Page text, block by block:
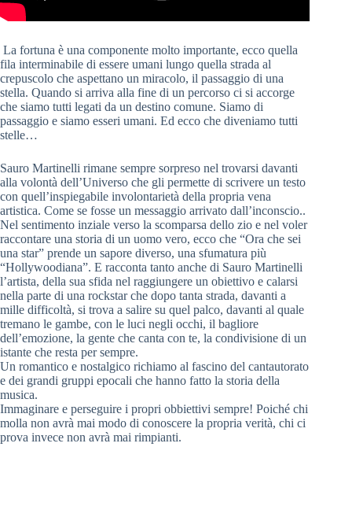
La fortuna è una componente molto importante, ecco quella
fila interminabile di essere umani lungo quella strada al
crepuscolo che aspettano un miracolo, il passaggio di una
stella. Quando si arriva alla fine di un percorso ci si accorge
che siamo tutti legati da un destino comune. Siamo di
passaggio e siamo esseri umani. Ed ecco che diveniamo tutti
stelle…
Sauro Martinelli rimane sempre sorpreso nel trovarsi davanti
alla volontà dell’Universo che gli permette di scrivere un testo
con quell’inspiegabile involontarietà della propria vena
artistica. Come se fosse un messaggio arrivato dall’inconscio..
Nel sentimento inziale verso la scomparsa dello zio e nel voler
raccontare una storia di un uomo vero, ecco che “Ora che sei
una star” prende un sapore diverso, una sfumatura più
“Hollywoodiana”. E racconta tanto anche di Sauro Martinelli
l’artista, della sua sfida nel raggiungere un obiettivo e calarsi
nella parte di una rockstar che dopo tanta strada, davanti a
mille difficoltà, si trova a salire su quel palco, davanti al quale
tremano le gambe, con le luci negli occhi, il bagliore
dell’emozione, la gente che canta con te, la condivisione di un
istante che resta per sempre.
Un romantico e nostalgico richiamo al fascino del cantautorato
e dei grandi gruppi epocali che hanno fatto la storia della
musica.
Immaginare e perseguire i propri obbiettivi sempre! Poiché chi
molla non avrà mai modo di conoscere la propria verità, chi ci
prova invece non avrà mai rimpianti.